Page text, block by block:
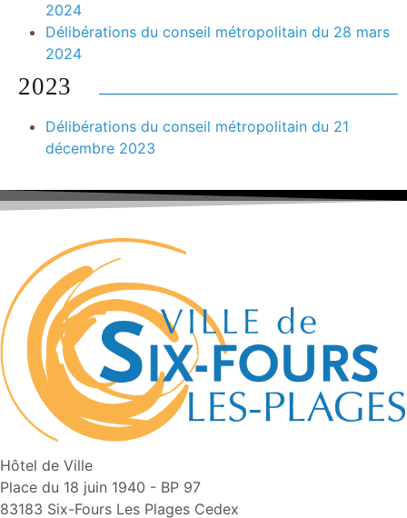
2024
Délibérations du conseil métropolitain du 28 mars
2024
2023
Délibérations du conseil métropolitain du 21
décembre 2023
Hôtel de Ville
Place du 18 juin 1940 - BP 97
83183 Six-Fours Les Plages Cedex